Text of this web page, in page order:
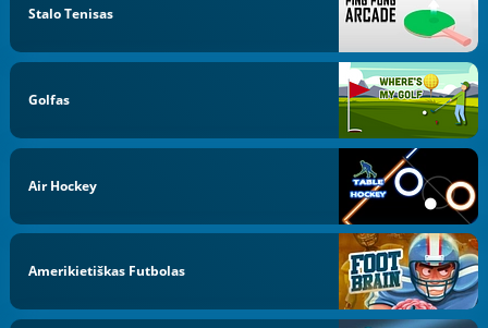
Stalo Tenisas
Golfas
Air Hockey
Amerikietiškas Futbolas